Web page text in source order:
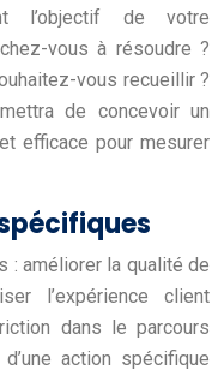
l’objectif de votre
vous à résoudre ?
vous recueillir ?
de concevoir un
efficace pour mesurer
: améliorer la qualité de
l’expérience client
dans le parcours
action spécifique